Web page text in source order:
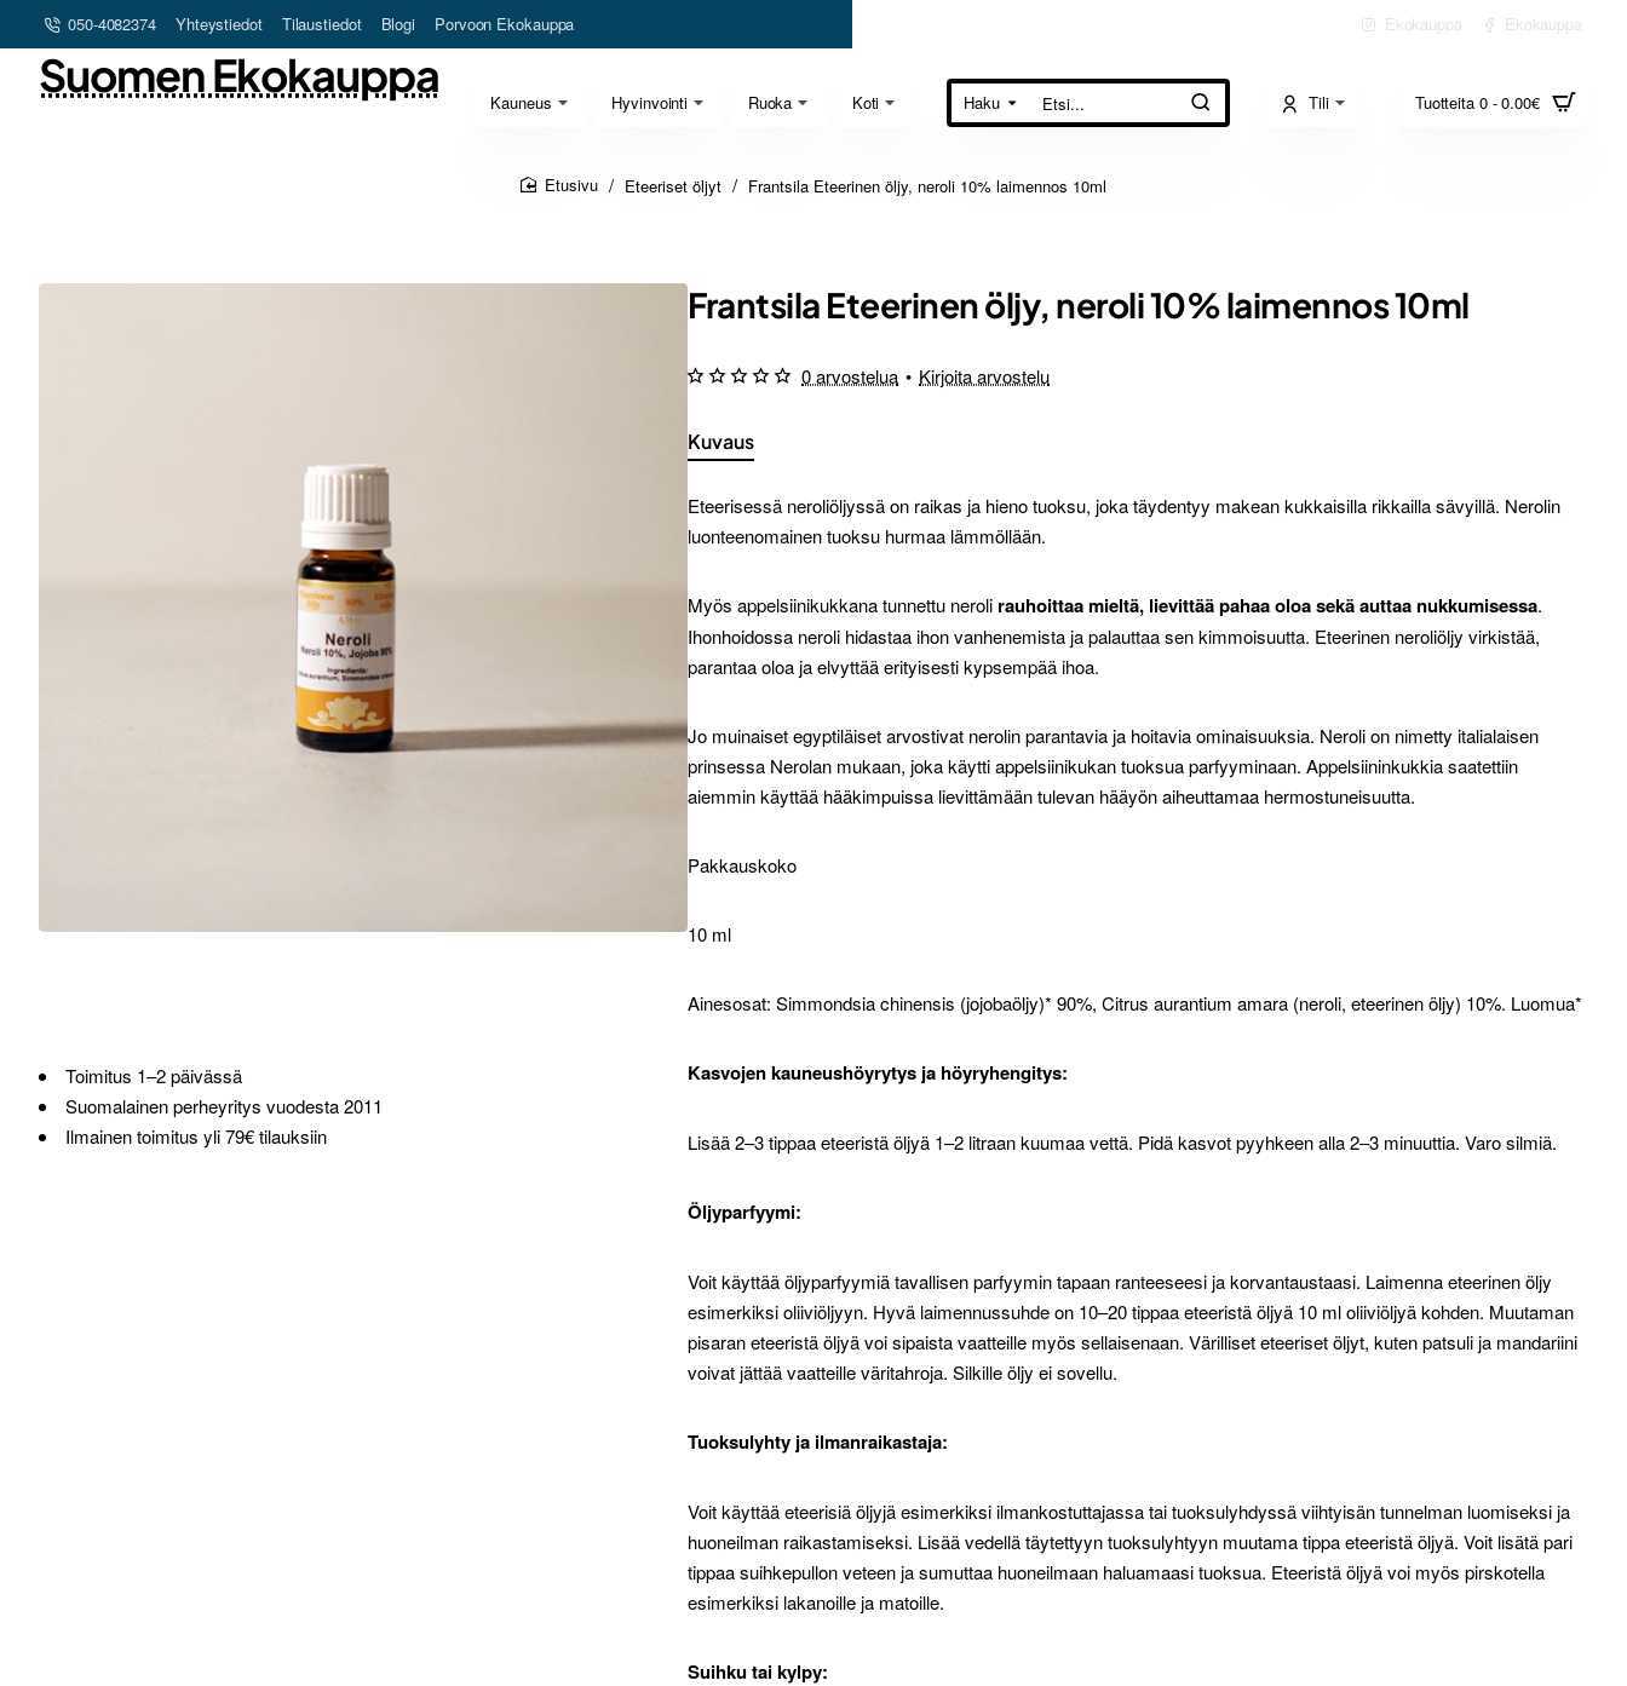
050-4082374 Yhteystiedot Tilaustiedot Blogi Porvoon Ekokauppa Ekokauppa Ekokauppa
Kauneus Hyvinvointi Ruoka Koti
Suomen Ekokauppa
Haku
Etsi... Tili Tuotteita 0 - 0.00€
Eteeriset öljyt Frantsila Eteerinen öljy, neroli 10% laimennos 10ml
Toimitus 1–2 päivässä
Suomalainen perheyritys vuodesta 2011
Ilmainen toimitus yli 79€ tilauksiin
Frantsila Eteerinen öljy, neroli 10% laimennos 10ml
Kuvaus
Eteerisessä neroliöljyssä on raikas ja hieno tuoksu, joka täydentyy makean kukkaisilla rikkailla sävyillä. Nerolin
luonteenomainen tuoksu hurmaa lämmöllään.
Myös appelsiinikukkana tunnettu neroli rauhoittaa mieltä, lievittää pahaa oloa sekä auttaa nukkumisessa.
Ihonhoidossa neroli hidastaa ihon vanhenemista ja palauttaa sen kimmoisuutta. Eteerinen neroliöljy virkistää,
parantaa oloa ja elvyttää erityisesti kypsempää ihoa.
Jo muinaiset egyptiläiset arvostivat nerolin parantavia ja hoitavia ominaisuuksia. Neroli on nimetty italialaisen
prinsessa Nerolan mukaan, joka käytti appelsiinikukan tuoksua parfyyminaan. Appelsiininkukkia saatettiin
aiemmin käyttää hääkimpuissa lievittämään tulevan hääyön aiheuttamaa hermostuneisuutta.
Pakkauskoko
10 ml
Ainesosat: Simmondsia chinensis (jojobaöljy)* 90%, Citrus aurantium amara (neroli, eteerinen öljy) 10%. Luomua*
Kasvojen kauneushöyrytys ja höyryhengitys:
Lisää 2–3 tippaa eteeristä öljyä 1–2 litraan kuumaa vettä. Pidä kasvot pyyhkeen alla 2–3 minuuttia. Varo silmiä.
Öljyparfyymi:
Voit käyttää öljyparfyymiä tavallisen parfyymin tapaan ranteeseesi ja korvantaustaasi. Laimenna eteerinen öljy
esimerkiksi oliiviöljyyn. Hyvä laimennussuhde on 10–20 tippaa eteeristä öljyä 10 ml oliiviöljyä kohden. Muutaman
pisaran eteeristä öljyä voi sipaista vaatteille myös sellaisenaan. Värilliset eteeriset öljyt, kuten patsuli ja mandariini
voivat jättää vaatteille väritahroja. Silkille öljy ei sovellu.
Tuoksulyhty ja ilmanraikastaja:
Voit käyttää eteerisiä öljyjä esimerkiksi ilmankostuttajassa tai tuoksulyhdyssä viihtyisän tunnelman luomiseksi ja
huoneilman raikastamiseksi. Lisää vedellä täytettyyn tuoksulyhtyyn muutama tippa eteeristä öljyä. Voit lisätä pari
tippaa suihkepullon veteen ja sumuttaa huoneilmaan haluamaasi tuoksua. Eteeristä öljyä voi myös pirskotella
esimerkiksi lakanoille ja matoille.
Suihku tai kylpy:
0 arvostelua • Kirjoita arvostelu